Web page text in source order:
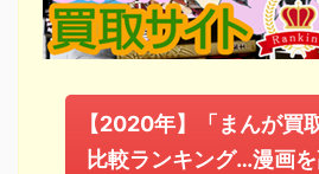
【2020年】「まんが買
比較ランキング…漫画